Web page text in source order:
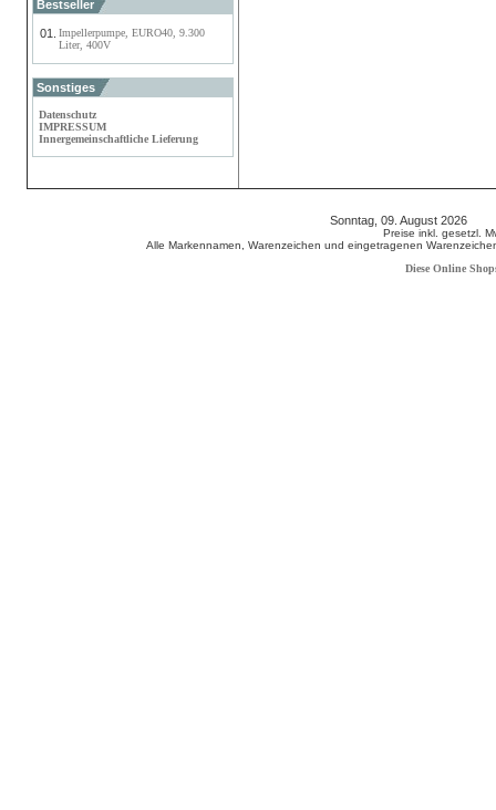
Bestseller
01.
Impellerpumpe, EURO40, 9.300
Liter, 400V
Sonstiges
Datenschutz
IMPRESSUM
Innergemeinschaftliche Lieferung
Sonntag, 09. August 2026
Preise inkl. gesetzl.
Alle Markennamen, Warenzeichen und eingetragenen
Diese Online